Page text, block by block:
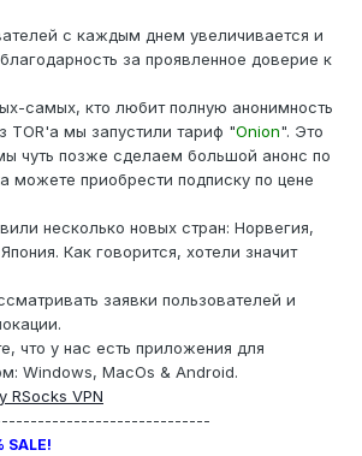
с каждым днем увеличивается и
за проявленное доверие к
самых, кто любит полную анонимность
TOR'a мы запустили тариф "Onion". Это
чуть позже сделаем большой анонс по
можете приобрести подписку по цене
несколько новых стран: Норвегия,
Как говорится, хотели значит
заявки пользователей и
что у нас есть приложения для
Windows, MacOs & Android.
RSocks VPN
SALE!